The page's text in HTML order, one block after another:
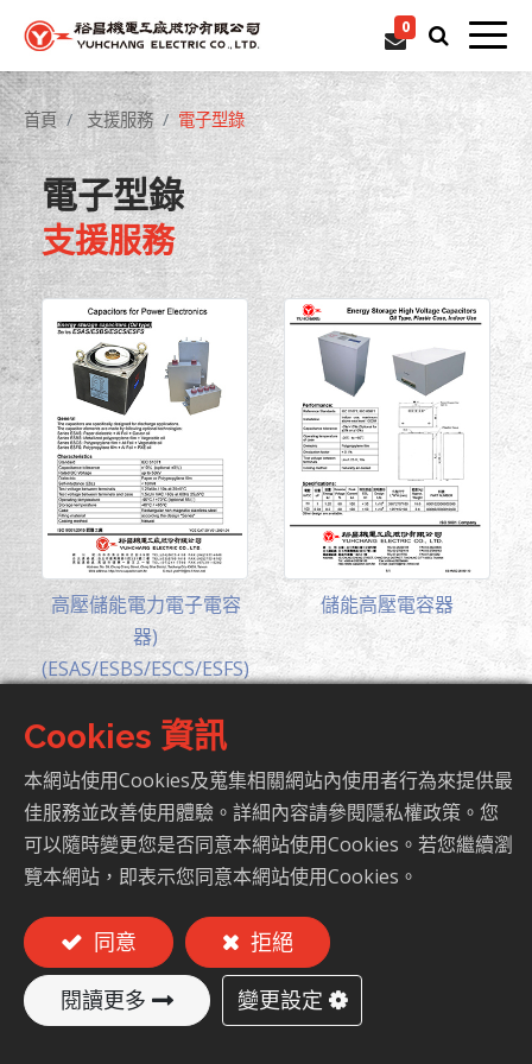
0
首頁 支援服務 電子型錄
電子型錄
支援服務
高壓儲能電力電子電容
器)
(ESAS/ESBS/ESCS/ESFS)
儲能高壓電容器
高壓濾波電力電子電容
高壓儲能電力電子電容
Cookies 資訊
本網站使用Cookies及蒐集相關網站內使用者行為來提供最
佳服務並改善使用體驗。詳細內容請參閱隱私權政策。您
可以隨時變更您是否同意本網站使用Cookies。若您繼續瀏
覽本網站，即表示您同意本網站使用Cookies。
同意 拒絕
閱讀更多 變更設定